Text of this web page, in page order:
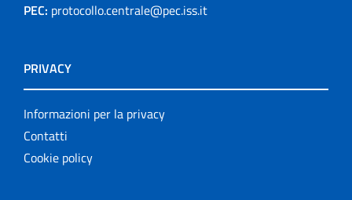
PEC: protocollo.centrale@pec.iss.it
PRIVACY
Informazioni per la privacy
Contatti
Cookie policy